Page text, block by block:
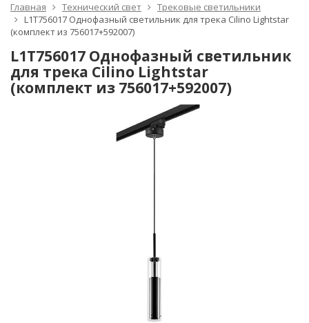
Главная Технический свет
Трековые светильники
L1T756017 Однофазный светильник для трека Cilino Lightstar
(комплект из 756017+592007)
L1T756017 Однофазный светильник
для трека Cilino Lightstar
(комплект из 756017+592007)